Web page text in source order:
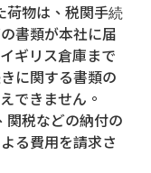
荷物は、税関手続
書類が本社に届
ギリス倉庫まで
に関する書類の
できません。
関税などの納付の
る費用を請求さ